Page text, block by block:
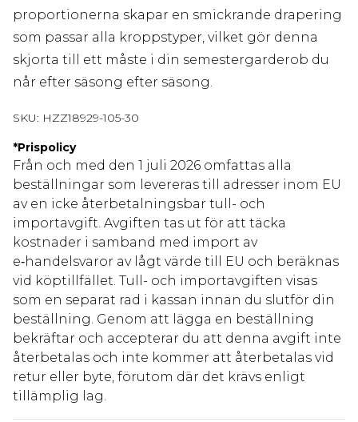
proportionerna skapar en smickrande drapering
som passar alla kroppstyper, vilket gör denna
skjorta till ett måste i din semestergarderob du
når efter säsong efter säsong.
SKU: HZZ18929-105-30
*Prispolicy
Från och med den 1 juli 2026 omfattas alla
beställningar som levereras till adresser inom EU
av en icke återbetalningsbar tull- och
importavgift. Avgiften tas ut för att täcka
kostnader i samband med import av
e‑handelsvaror av lågt värde till EU och beräknas
vid köptillfället. Tull- och importavgiften visas
som en separat rad i kassan innan du slutför din
beställning. Genom att lägga en beställning
bekräftar och accepterar du att denna avgift inte
återbetalas och inte kommer att återbetalas vid
retur eller byte, förutom där det krävs enligt
tillämplig lag.